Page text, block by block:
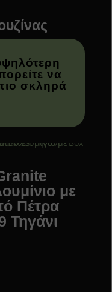
να
σκληρά
με
Πέτρα
Τηγάνι